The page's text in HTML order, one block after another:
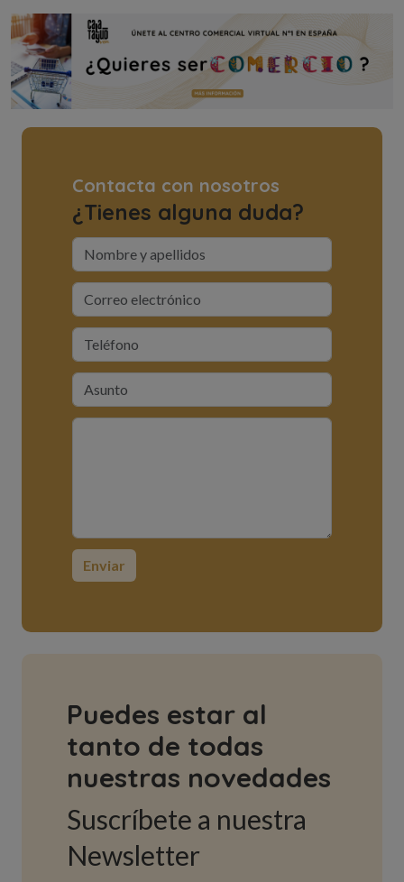
Contacta con nosotros
¿Tienes alguna duda?
Puedes estar al
tanto de todas
nuestras novedades
Suscríbete a nuestra
Newsletter